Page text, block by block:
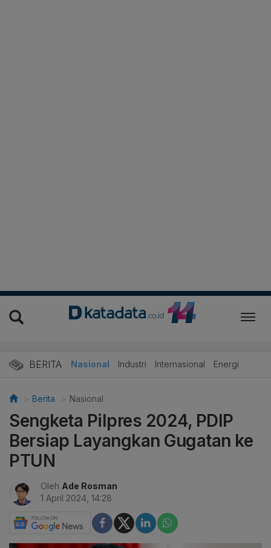
BERITA Nasional Industri Internasional Energi
Berita Nasional
Sengketa Pilpres 2024, PDIP
Bersiap Layangkan Gugatan ke
PTUN
Oleh Ade Rosman
1 April 2024, 14:28